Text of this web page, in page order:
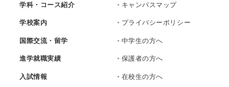
学科・コース紹介
学校案内
国際交流・留学
進学就職実績
入試情報
キャンパスマップ
プライバシーポリシー
中学生の方へ
保護者の方へ
在校生の方へ